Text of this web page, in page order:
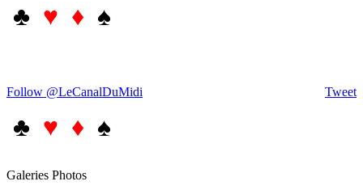
♣ ♥ ♦ ♠
Tweet
Follow @LeCanalDuMidi
♣ ♥ ♦ ♠
Galeries Photos